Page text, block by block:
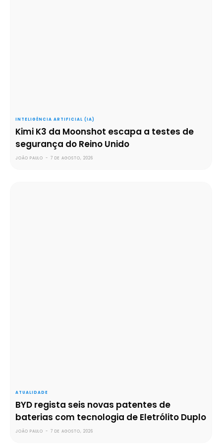
INTELIGÊNCIA ARTIFICIAL (IA)
Kimi K3 da Moonshot escapa a testes de
segurança do Reino Unido
JOÃO PAULO - 7 DE AGOSTO, 2026
ATUALIDADE
BYD regista seis novas patentes de
baterias com tecnologia de Eletrólito Duplo
JOÃO PAULO - 7 DE AGOSTO, 2026